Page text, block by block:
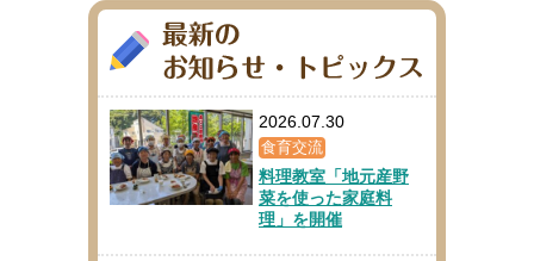
2026.07.30
食育交流
料理教室「地元産野
菜を使った家庭料
理」を開催